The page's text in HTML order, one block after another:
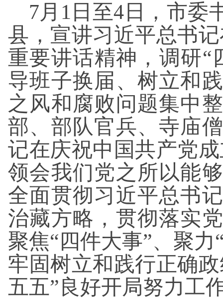
7月1日至4日，市委
县，宣讲习近平总书
重要讲话精神，调研“
导班子换届、树立和
之风和腐败问题集中
部、部队官兵、寺庙
记在庆祝中国共产党
领会我们党之所以能
全面贯彻习近平总书
治藏方略，贯彻落实
聚焦“四件大事”、聚
牢固树立和践行正确
五五”良好开局努力工